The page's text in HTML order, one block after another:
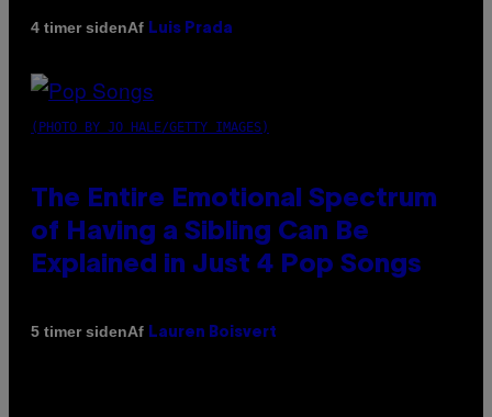
4 timer sidenAf Luis Prada
(PHOTO BY JO HALE/GETTY IMAGES)
The Entire Emotional Spectrum
of Having a Sibling Can Be
Explained in Just 4 Pop Songs
5 timer sidenAf Lauren Boisvert